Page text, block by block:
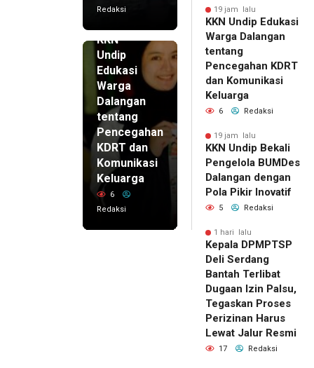
Redaksi
KKN
Undip
Edukasi
Warga
Dalangan
tentang
Pencegahan
KDRT dan
Komunikasi
Keluarga
6
Redaksi
19 jam lalu
KKN Undip Edukasi
Warga Dalangan
tentang
Pencegahan KDRT
dan Komunikasi
Keluarga
6 Redaksi
19 jam lalu
KKN Undip Bekali
Pengelola BUMDes
Dalangan dengan
Pola Pikir Inovatif
5 Redaksi
1 hari lalu
Kepala DPMPTSP
Deli Serdang
Bantah Terlibat
Dugaan Izin Palsu,
Tegaskan Proses
Perizinan Harus
Lewat Jalur Resmi
17 Redaksi